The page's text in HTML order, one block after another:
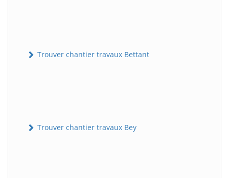
Trouver chantier travaux Bettant
Trouver chantier travaux Bey